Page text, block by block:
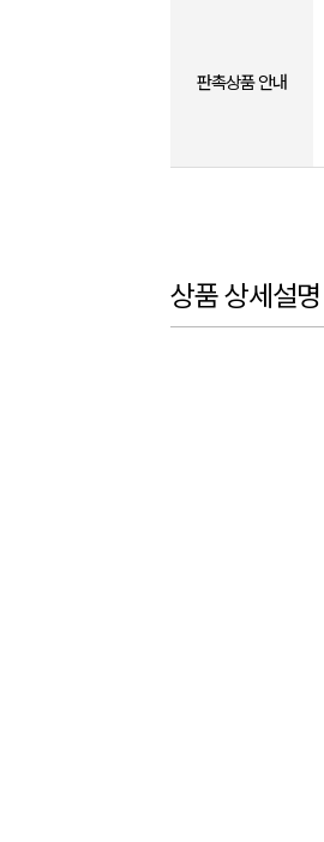
판촉상품 안내
상품 상세설명